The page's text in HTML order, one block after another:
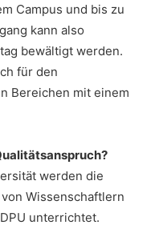
Campus und bis zu
kann also
bewältigt werden.
für den
Bereichen mit einem
werden die
Wissenschaftlern
unterrichtet.